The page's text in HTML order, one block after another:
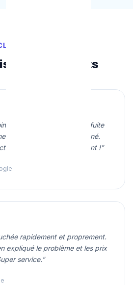
VÉRIFIÉS
Nos Clients
de 20 minutes pour une fuite
soir. Travail propre et soigné.
Je recommande vivement !"
rapidement et proprement.
expliqué le problème et les prix
service."